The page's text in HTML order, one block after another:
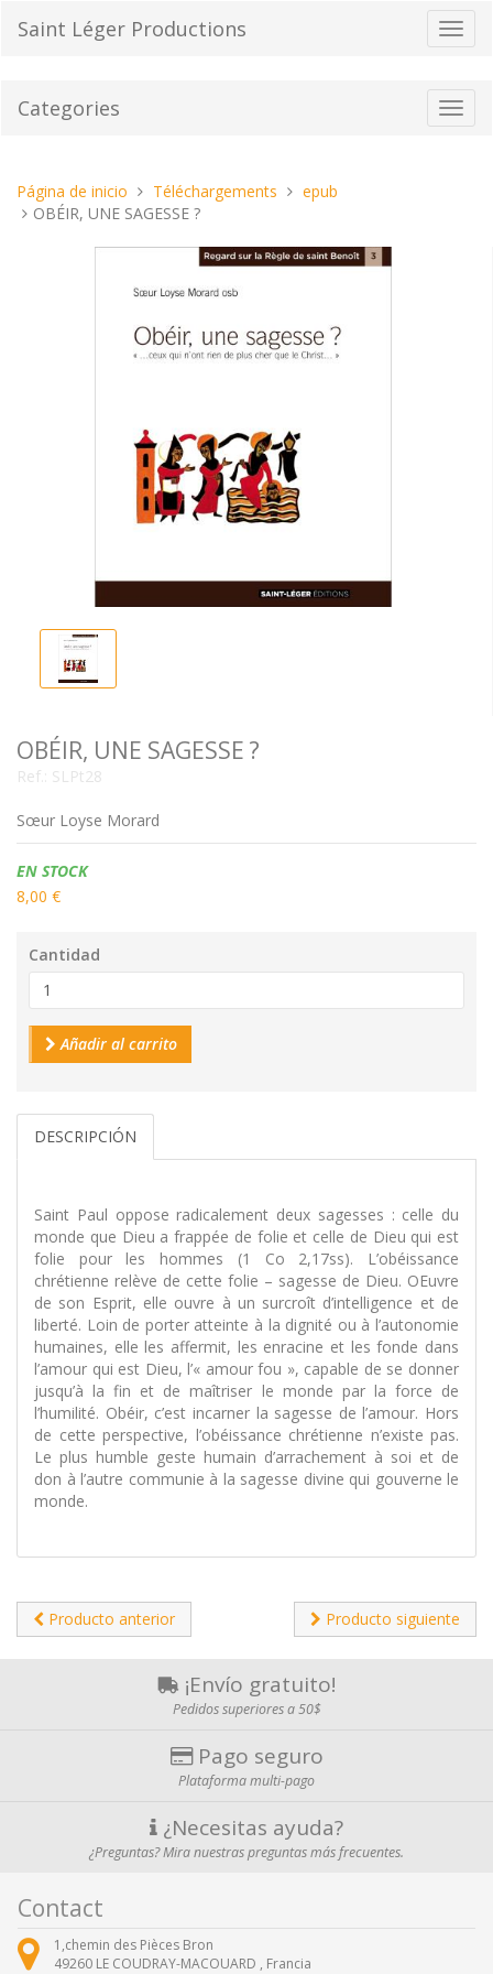
el
de
Saint Léger Productions
Categories
Estas
aquí:
Página de inicio Téléchargements
epub
OBÉIR, UNE SAGESSE ?
OBÉIR, UNE SAGESSE ?
Ref.: SLPt28
Sœur Loyse Morard
Disponibilidad:
EN STOCK
8,00 €
Cantidad
Añadir al carrito
DESCRIPCIÓN
Saint Paul oppose radicalement deux sagesses : celle du
monde que Dieu a frappée de folie et celle de Dieu qui est
folie pour les hommes (1 Co 2,17ss). L’obéissance
chrétienne relève de cette folie – sagesse de Dieu. OEuvre
de son Esprit, elle ouvre à un surcroît d’intelligence et de
liberté. Loin de porter atteinte à la dignité ou à l’autonomie
humaines, elle les affermit, les enracine et les fonde dans
l’amour qui est Dieu, l’« amour fou », capable de se donner
jusqu’à la fin et de maîtriser le monde par la force de
l’humilité. Obéir, c’est incarner la sagesse de l’amour. Hors
de cette perspective, l’obéissance chrétienne n’existe pas.
Le plus humble geste humain d’arrachement à soi et de
don à l’autre communie à la sagesse divine qui gouverne le
monde.
Producto anterior Producto siguiente
¡Envío gratuito!
Pedidos superiores a 50$
Pago seguro
Plataforma multi-pago
¿Necesitas ayuda?
¿Preguntas? Mira nuestras preguntas más frecuentes.
Contact
1,chemin des Pièces Bron
49260 LE COUDRAY-MACOUARD , Francia